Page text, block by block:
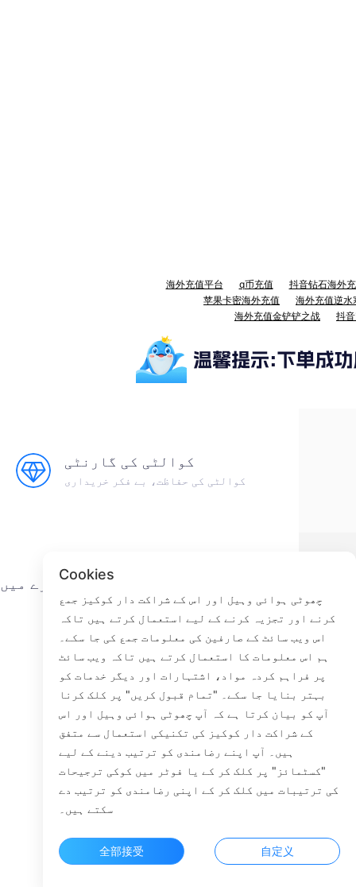
海外充值平台 q币充值
抖音钻石海外
苹果卡密海外充值
海外充值逆水
海外充值金铲铲之战
抖
کوالٹی کی گارنٹی
کوالٹی کی حفاظت، بے فکر خریداری
تھوڑی سی مچھلی کے بارے میں
ہم سے رابطہ کریں
ترسیل کا عمل
واپسی کا عمل
ہمارے بارے میں
ROOM
Cookies
چھوٹی ہوائی وہیل اور اس کے شراکت دار کوکیز جمع
کرنے اور تجزیہ کرنے کے لیے استعمال کرتے ہیں تاکہ
اس ویب سائٹ کے صارفین کی معلومات جمع کی جا سکے۔
ہم اس معلومات کا استعمال کرتے ہیں تاکہ ویب سائٹ
پر فراہم کردہ مواد، اشتہارات اور دیگر خدمات کو
بہتر بنایا جا سکے۔ "تمام قبول کریں" پر کلک کرنا
آپ کو بیان کرتا ہے کہ آپ چھوٹی ہوائی وہیل اور اس
کے شراکت دار کوکیز کی تکنیکی استعمال سے متفق
ہیں۔ آپ اپنے رضامندی کو ترتیب دینے کے لیے
"کسٹمائز" پر کلک کر کے یا فوٹر میں کوکی ترجیحات
کی ترتیبات میں کلک کر کے اپنی رضامندی کو ترتیب دے
سکتے ہیں۔
全部接受 自定义